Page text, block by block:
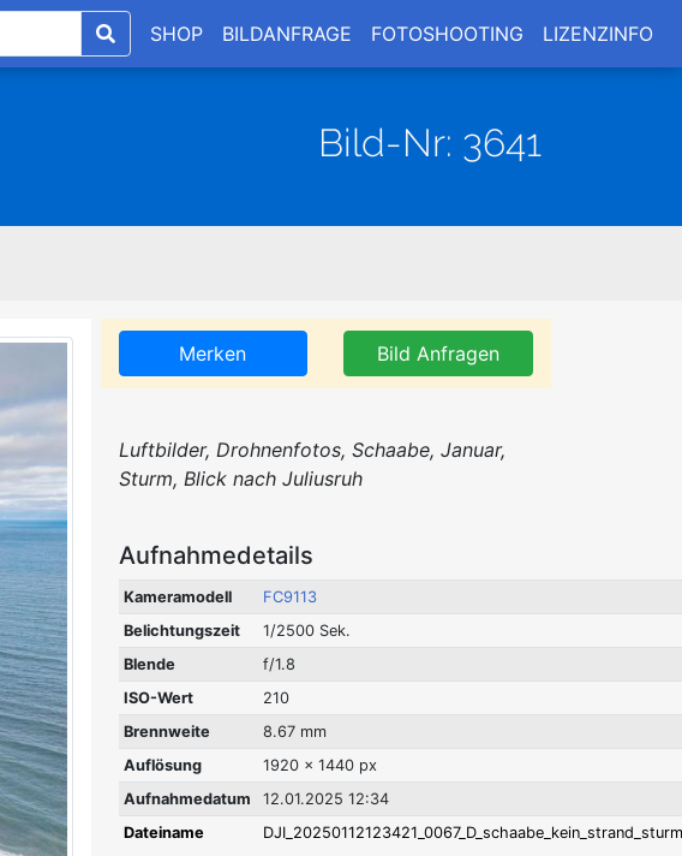
SHOP BILDANFRAGE FOTOSHOOTING LIZENZINFO
Bild-Nr: 3641
Merken Bild Anfragen
Luftbilder, Drohnenfotos, Schaabe, Januar,
Sturm, Blick nach Juliusruh
Aufnahmedetails
Kameramodell
FC9113
Belichtungszeit
1/2500 Sek.
Blende
f/1.8
ISO-Wert
210
Brennweite
8.67 mm
Auflösung
1920 x 1440 px
Aufnahmedatum
12.01.2025 12:34
Dateiname